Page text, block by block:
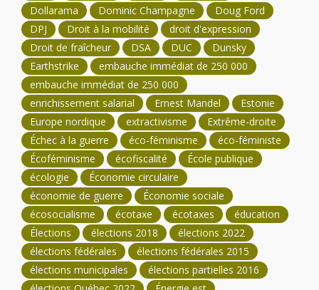
Dollarama
Dominic Champagne
Doug Ford
DPJ
Droit à la mobilité
droit d'expression
Droit de fraîcheur
DSA DUC
Dunsky
Earthstrike
embauche immédiat de 250 000
embauche immédiat de 250 000
enrichissement salarial
Ernest Mandel
Estonie
Europe nordique
extractivisme
Extrême-droite
Échec à la guerre
éco-féminisme
éco-féministe
Écoféminisme
écofiscalité
École publique
écologie
Économie circulaire
économie de guerre
Économie sociale
écosocialisme
écotaxe écotaxes
éducation
Élections
élections 2018
élections 2022
élections fédérales
élections fédérales 2015
élections municipales
élections partielles 2016